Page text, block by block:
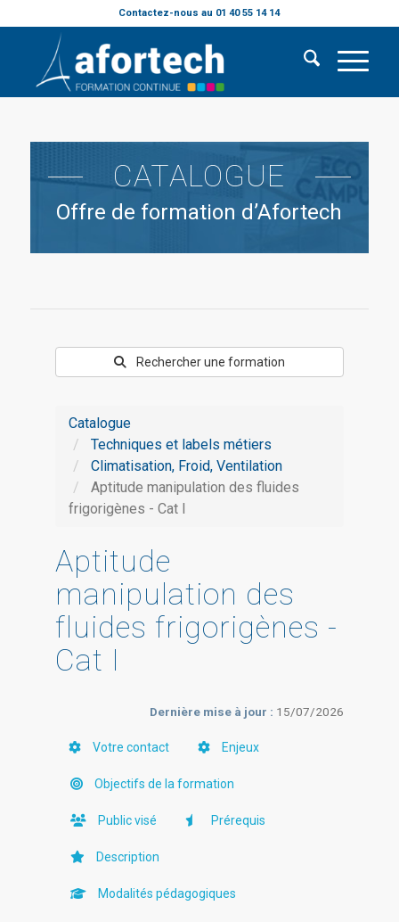
Contactez-nous au 01 40 55 14 14
CATALOGUE
Offre de formation d’Afortech
Rechercher une formation
Catalogue
Techniques et labels métiers
Climatisation, Froid, Ventilation
Aptitude manipulation des fluides
frigorigènes - Cat I
Aptitude
manipulation des
fluides frigorigènes -
Cat I
Dernière mise à jour : 15/07/2026
Votre contact Enjeux
Objectifs de la formation
Public visé Prérequis
Description
Modalités pédagogiques